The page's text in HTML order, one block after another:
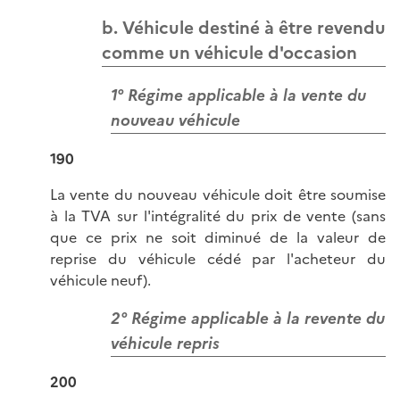
b. Véhicule destiné à être revendu
comme un véhicule d'occasion
1° Régime applicable à la vente du
nouveau véhicule
190
La vente du nouveau véhicule doit être soumise
à la TVA sur l'intégralité du prix de vente (sans
que ce prix ne soit diminué de la valeur de
reprise du véhicule cédé par l'acheteur du
véhicule neuf).
2° Régime applicable à la revente du
véhicule repris
200